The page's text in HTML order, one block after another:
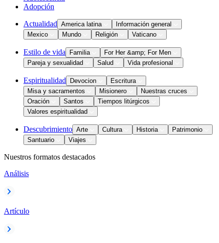
Adopción
Actualidad America latina
Información general
Mexico
Mundo Religión Vaticano
Estilo de vida Familia
For Her &amp; For Men
Pareja y sexualidad
Salud Vida profesional
Espiritualidad Devocion
Escritura
Misa y sacramentos
Misionero
Nuestras cruces
Oración
Santos
Tiempos litúrgicos
Valores espiritualidad
Descubrimiento Arte Cultura Historia
Patrimonio
Santuario
Viajes
Nuestros formatos destacados
Análisis
Artículo